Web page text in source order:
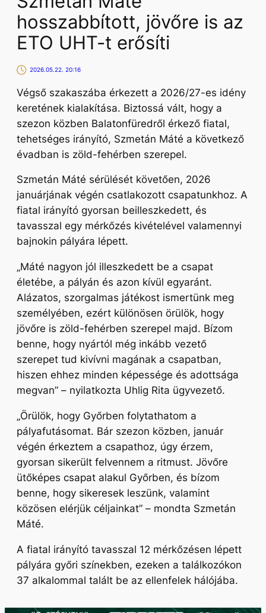
hosszabbított, jövőre is az
ETO UHT-t erősíti
2026.05.22. 20:16
Végső szakaszába érkezett a 2026/27-es idény
keretének kialakítása. Biztossá vált, hogy a
szezon közben Balatonfüredről érkező fiatal,
tehetséges irányító, Szmetán Máté a következő
évadban is zöld-fehérben szerepel.
Szmetán Máté sérülését követően, 2026
januárjának végén csatlakozott csapatunkhoz. A
fiatal irányító gyorsan beilleszkedett, és
tavasszal egy mérkőzés kivételével valamennyi
bajnokin pályára lépett.
„Máté nagyon jól illeszkedett be a csapat
életébe, a pályán és azon kívül egyaránt.
Alázatos, szorgalmas játékost ismertünk meg
személyében, ezért különösen örülök, hogy
jövőre is zöld-fehérben szerepel majd. Bízom
benne, hogy nyártól még inkább vezető
szerepet tud kivívni magának a csapatban,
hiszen ehhez minden képessége és adottsága
megvan” – nyilatkozta Uhlig Rita ügyvezető.
„Örülök, hogy Győrben folytathatom a
pályafutásomat. Bár szezon közben, január
végén érkeztem a csapathoz, úgy érzem,
gyorsan sikerült felvennem a ritmust. Jövőre
ütőképes csapat alakul Győrben, és bízom
benne, hogy sikeresek leszünk, valamint
közösen elérjük céljainkat” – mondta Szmetán
Máté.
A fiatal irányító tavasszal 12 mérkőzésen lépett
pályára győri színekben, ezeken a találkozókon
37 alkalommal talált be az ellenfelek hálójába.